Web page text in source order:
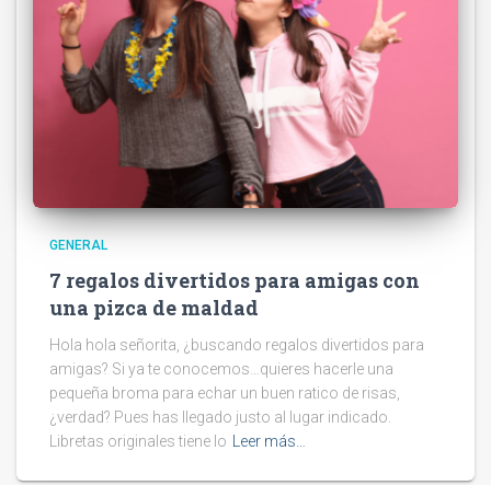
GENERAL
7 regalos divertidos para amigas con
una pizca de maldad
Hola hola señorita, ¿buscando regalos divertidos para
amigas? Si ya te conocemos…quieres hacerle una
pequeña broma para echar un buen ratico de risas,
¿verdad? Pues has llegado justo al lugar indicado.
Libretas originales tiene lo Leer más…